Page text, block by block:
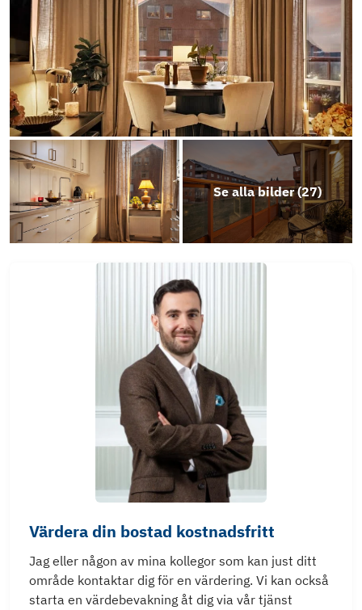
Se alla bilder (27)
Värdera din bostad kostnadsfritt
Jag eller någon av mina kollegor som kan just ditt
område kontaktar dig för en värdering. Vi kan också
starta en värdebevakning åt dig via vår tjänst